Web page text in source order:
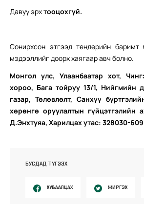
Давуу эрхтооцохгүй.
Сонирхсон этгээд тендерийн баримт
мэдээллийг доорх хаягаар авч болно.
Монгол улс, Улаанбаатар хот,
хороо, Бага тойруу 13/1, Нийгмийн
газар, Төлөвлөлт, Санхүү
хөрөнгө оруулалтын гүйцэтгэлийн
Д.Энхтуяа, Харилцах утас: 328030-609
БУСДАД ТҮГЭЭХ
ХУВААЛЦАХ ЖИРГЭХ